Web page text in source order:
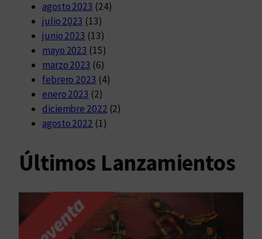
agosto 2023 (24)
julio 2023 (13)
junio 2023 (13)
mayo 2023 (15)
marzo 2023 (6)
febrero 2023 (4)
enero 2023 (2)
diciembre 2022 (2)
agosto 2022 (1)
Últimos Lanzamientos